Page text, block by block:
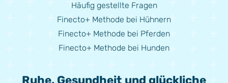
Häufig gestellte Fragen
Finecto+ Methode bei Hühnern
Finecto+ Methode bei Pferden
Finecto+ Methode bei Hunden
Ruhe, Gesundheit und glückliche